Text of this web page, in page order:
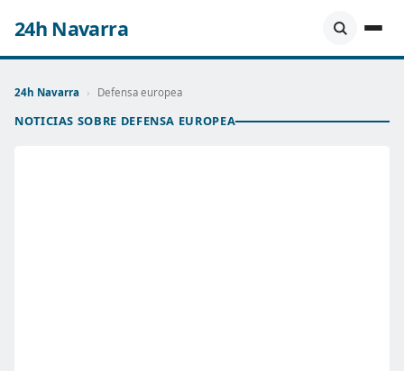
24h Navarra
24h Navarra › Defensa europea
NOTICIAS SOBRE DEFENSA EUROPEA